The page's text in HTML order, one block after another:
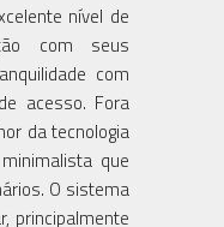
nível de
com seus
com
acesso. Fora
da tecnologia
que
O sistema
principalmente